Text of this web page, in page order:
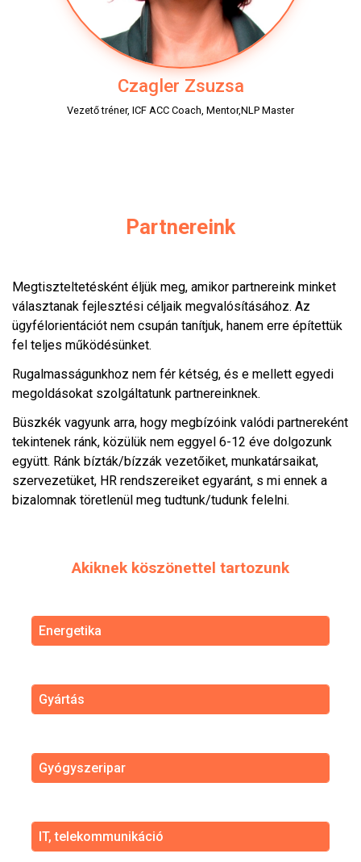
Czagler Zsuzsa
Vezető tréner, ICF ACC Coach, Mentor,NLP Master
Partnereink
Megtiszteltetésként éljük meg, amikor partnereink minket
választanak fejlesztési céljaik megvalósításához. Az
ügyfélorientációt nem csupán tanítjuk, hanem erre építettük
fel teljes működésünket.
Rugalmasságunkhoz nem fér kétség, és e mellett egyedi
megoldásokat szolgáltatunk partnereinknek.
Büszkék vagyunk arra, hogy megbízóink valódi partnereként
tekintenek ránk, közülük nem eggyel 6-12 éve dolgozunk
együtt. Ránk bízták/bízzák vezetőiket, munkatársaikat,
szervezetüket, HR rendszereiket egyaránt, s mi ennek a
bizalomnak töretlenül meg tudtunk/tudunk felelni.
Akiknek köszönettel tartozunk
Energetika
Gyártás
Gyógyszeripar
IT, telekommunikáció